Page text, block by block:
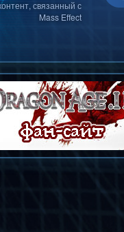
связанный с
Mass Effect